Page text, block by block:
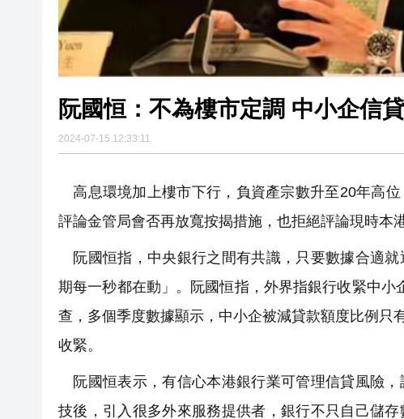
阮國恒：不為樓市定調 中小企信
2024-07-15 12:33:11
高息環境加上樓市下行，負資產宗數升至20年高
評論金管局會否再放寬按揭措施，也拒絕評論現時本
阮國恒指，中央銀行之間有共識，只要數據合適
期每一秒都在動」。阮國恒指，外界指銀行收緊中
查，多個季度數據顯示，中小企被減貸款額度比例只
收緊。
阮國恒表示，有信心本港銀行業可管理信貸風險
技後，引入很多外來服務提供者，銀行不只自己儲